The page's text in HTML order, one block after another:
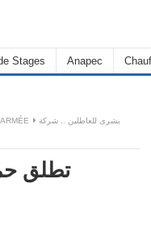
Stages Anapec
بشرى للعاطلين .. شركة